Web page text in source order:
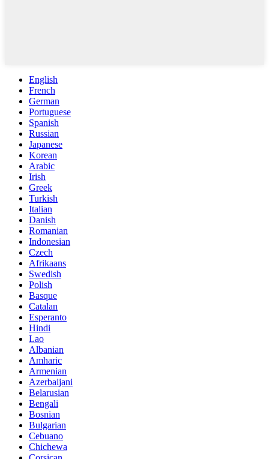
English
French
German
Portuguese
Spanish
Russian
Japanese
Korean
Arabic
Irish
Greek
Turkish
Italian
Danish
Romanian
Indonesian
Czech
Afrikaans
Swedish
Polish
Basque
Catalan
Esperanto
Hindi
Lao
Albanian
Amharic
Armenian
Azerbaijani
Belarusian
Bengali
Bosnian
Bulgarian
Cebuano
Chichewa